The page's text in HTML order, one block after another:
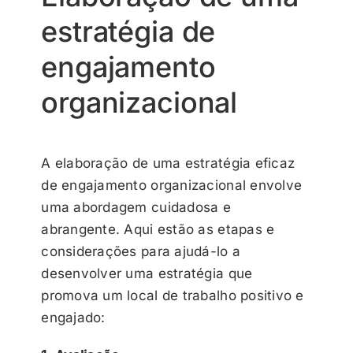
estratégia de
engajamento
organizacional
A elaboração de uma estratégia eficaz
de engajamento organizacional envolve
uma abordagem cuidadosa e
abrangente. Aqui estão as etapas e
considerações para ajudá-lo a
desenvolver uma estratégia que
promova um local de trabalho positivo e
engajado: